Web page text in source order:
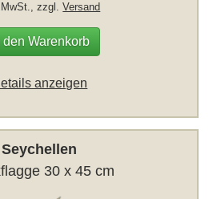
MwSt., zzgl.Versand
den Warenkorb
anzeigen
Seychellen
30 x 45 cm